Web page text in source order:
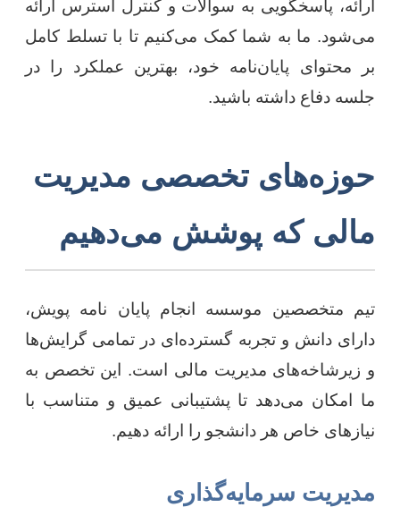
ارائه، پاسخگویی به سوالات و کنترل استرس ارائه
می‌شود. ما به شما کمک می‌کنیم تا با تسلط کامل
بر محتوای پایان‌نامه خود، بهترین عملکرد را در
جلسه دفاع داشته باشید.
حوزه‌های تخصصی مدیریت
مالی که پوشش می‌دهیم
تیم متخصصین موسسه انجام پایان نامه پویش،
دارای دانش و تجربه گسترده‌ای در تمامی گرایش‌ها
و زیرشاخه‌های مدیریت مالی است. این تخصص به
ما امکان می‌دهد تا پشتیبانی عمیق و متناسب با
نیازهای خاص هر دانشجو را ارائه دهیم.
مدیریت سرمایه‌گذاری